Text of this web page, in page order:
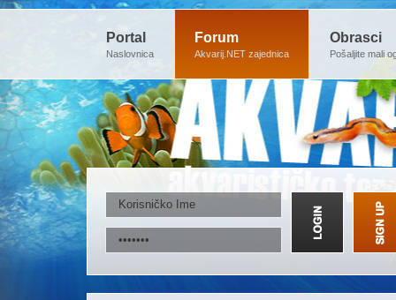
Portal
Naslovnica
Forum
Akvarij.NET zajednica
Obrasci
Pošaljite mali